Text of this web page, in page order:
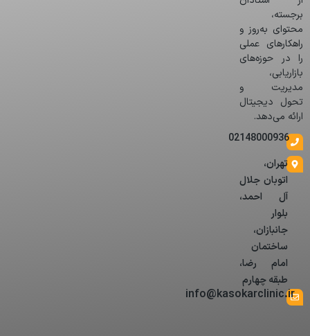
برجسته،
محتوای به‌روز و
راهکارهای عملی
را در حوزه‌های
بازاریابی،
مدیریت و
تحول دیجیتال
ارائه می‌دهد.
02148000936
تهران،
اتوبان جلال
آل احمد،
بلوار
جانبازان،
ساختمان
امام رضا،
طبقه چهارم
info@kasokarclinic.ir